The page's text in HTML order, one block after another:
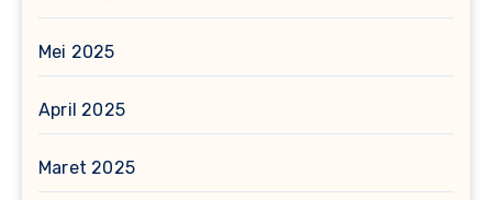
Mei 2025
April 2025
Maret 2025